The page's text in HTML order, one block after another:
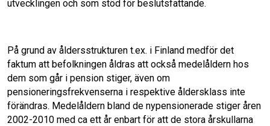
utvecklingen och som stöd för beslutsfattande.
På grund av åldersstrukturen t.ex. i Finland medför det
faktum att befolkningen åldras att också medelåldern hos
dem som går i pension stiger, även om
pensioneringsfrekvenserna i respektive åldersklass inte
förändras. Medel­åldern bland de nypensionerade stiger åren
2002-2010 med ca ett år enbart för att de stora årskullarna